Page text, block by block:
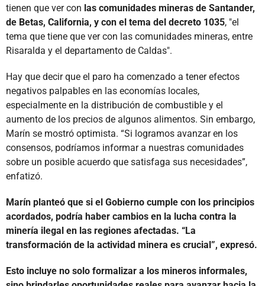
tienen que ver con las comunidades mineras de Santander,
de Betas, California, y con el tema del decreto 1035, "el
tema que tiene que ver con las comunidades mineras, entre
Risaralda y el departamento de Caldas".
Hay que decir que el paro ha comenzado a tener efectos
negativos palpables en las economías locales,
especialmente en la distribución de combustible y el
aumento de los precios de algunos alimentos. Sin embargo,
Marín se mostró optimista. “Si logramos avanzar en los
consensos, podríamos informar a nuestras comunidades
sobre un posible acuerdo que satisfaga sus necesidades”,
enfatizó.
Marín planteó que si el Gobierno cumple con los principios
acordados, podría haber cambios en la lucha contra la
minería ilegal en las regiones afectadas. “La
transformación de la actividad minera es crucial”, expresó.
Esto incluye no solo formalizar a los mineros informales,